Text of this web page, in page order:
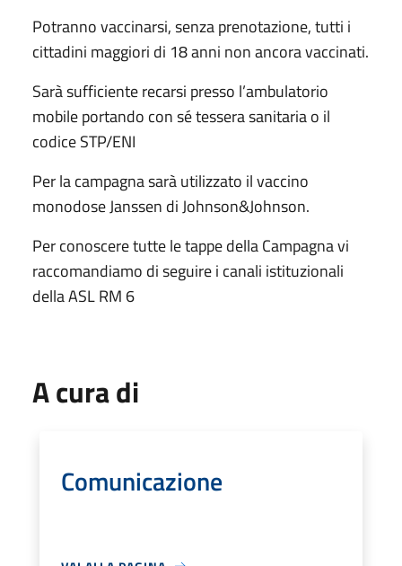
Potranno vaccinarsi, senza prenotazione, tutti i
cittadini maggiori di 18 anni non ancora vaccinati.
Sarà sufficiente recarsi presso l’ambulatorio
mobile portando con sé tessera sanitaria o il
codice STP/ENI
Per la campagna sarà utilizzato il vaccino
monodose Janssen di Johnson&Johnson.
Per conoscere tutte le tappe della Campagna vi
raccomandiamo di seguire i canali istituzionali
della ASL RM 6
A cura di
Comunicazione